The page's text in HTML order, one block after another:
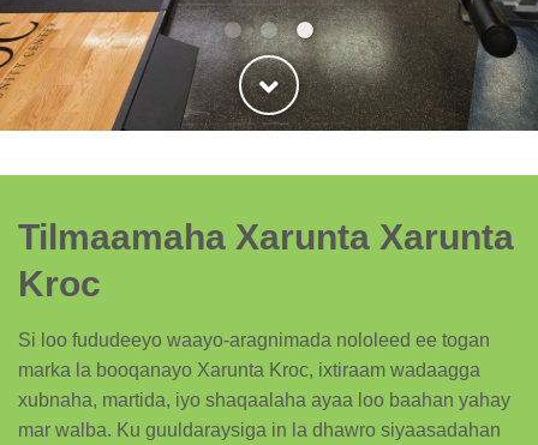
Tilmaamaha Xarunta Xarunta
Kroc
Si loo fududeeyo waayo-aragnimada nololeed ee togan
marka la booqanayo Xarunta Kroc, ixtiraam wadaagga
xubnaha, martida, iyo shaqaalaha ayaa loo baahan yahay
mar walba. Ku guuldaraysiga in la dhawro siyaasadahan